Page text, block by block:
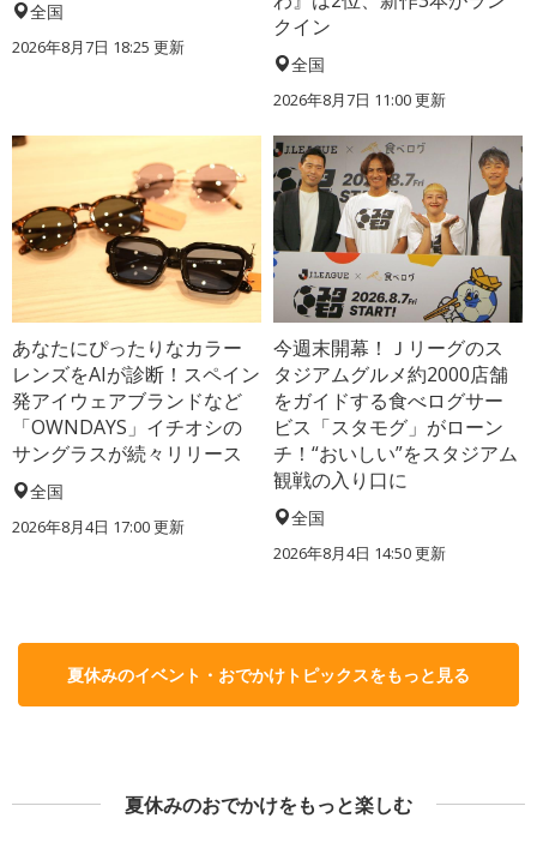
全国
2026年8月7日 18:25 更新
クイン
全国
2026年8月7日 11:00更新
あなたにぴったりなカラー
レンズをAIが診断！スペイン
発アイウェアブランドなど
「OWNDAYS」イチオシの
サングラスが続々リリース
全国
2026年8月4日 17:00更新
今週末開幕！Ｊリーグのス
タジアムグルメ約2000店舗
をガイドする食べログサー
ビス「スタモグ」がローン
チ！“おいしい”をスタジアム
観戦の入り口に
全国
2026年8月4日 14:50更新
夏休みのイベント・おでかけトピックスをもっと見る
夏休みのおでかけをもっと楽しむ